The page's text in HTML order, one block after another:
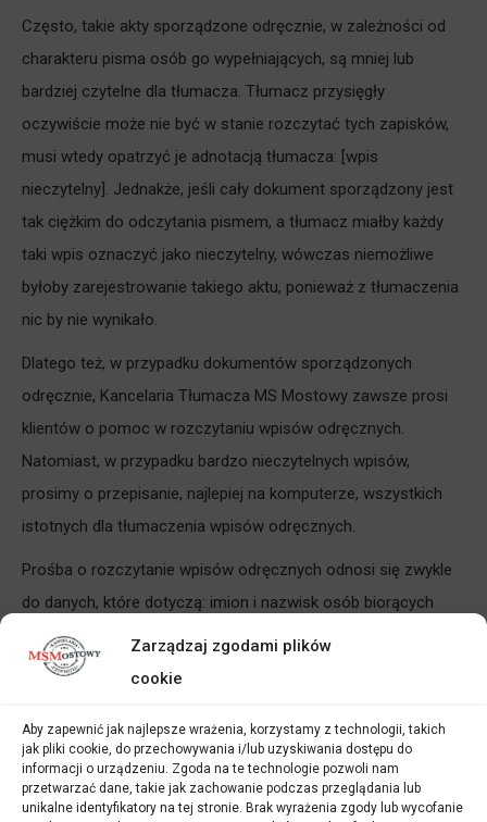
Zarządzaj zgodami plików
cookie
Aby zapewnić jak najlepsze wrażenia, korzystamy z technologii, takich
jak pliki cookie, do przechowywania i/lub uzyskiwania dostępu do
informacji o urządzeniu. Zgoda na te technologie pozwoli nam
przetwarzać dane, takie jak zachowanie podczas przeglądania lub
unikalne identyfikatory na tej stronie. Brak wyrażenia zgody lub wycofanie
Często, takie akty sporządzone odręcznie, w zależności od
charakteru pisma osób go wypełniających, są mniej lub
bardziej czytelne dla tłumacza. Tłumacz przysięgły
oczywiście może nie być w stanie rozczytać tych zapisków,
musi wtedy opatrzyć je adnotacją tłumacza: [wpis
nieczytelny]. Jednakże, jeśli cały dokument sporządzony jest
tak ciężkim do odczytania pismem, a tłumacz miałby każdy
taki wpis oznaczyć jako nieczytelny, wówczas niemożliwe
byłoby zarejestrowanie takiego aktu, ponieważ z tłumaczenia
nic by nie wynikało.
Dlatego też, w przypadku dokumentów sporządzonych
odręcznie, Kancelaria Tłumacza MS Mostowy zawsze prosi
klientów o pomoc w rozczytaniu wpisów odręcznych.
Natomiast, w przypadku bardzo nieczytelnych wpisów,
prosimy o przepisanie, najlepiej na komputerze, wszystkich
istotnych dla tłumaczenia wpisów odręcznych.
Prośba o rozczytanie wpisów odręcznych odnosi się zwykle
do danych, które dotyczą: imion i nazwisk osób biorących
ślub, imion i nazwisk świadków, dat urodzenia, miejsca
zamieszkania, wykonywanego zawodu, imion i nazwisk
udzieliła ślubu. Są to te wszystkie dane, które potrzebne będą
urzędnikowi w USC do poprawnego zarejestrowania zawarcia
związku małżeńskiego.